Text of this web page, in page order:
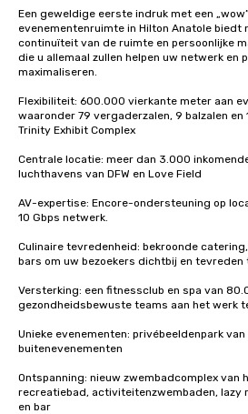
Een geweldige eerste indruk met een
evenementenruimte in Hilton Anatole biedt
continuïteit van de ruimte en persoonlijke
die u allemaal zullen helpen uw netwerk en
maximaliseren.
Flexibiliteit: 600.000 vierkante meter aan
waaronder 79 vergaderzalen, 9 balzalen
Trinity Exhibit Complex
Centrale locatie: meer dan 3.000
luchthavens van DFW en Love Field
AV-expertise: Encore-ondersteuning op
10 Gbps netwerk.
Culinaire tevredenheid: bekroonde
bars om uw bezoekers dichtbij en tevreden
Versterking: een fitnessclub en spa van
gezondheidsbewuste teams aan het werk
Unieke evenementen: privébeeldenpark
buitenevenementen
Ontspanning: nieuw zwembadcomplex van
recreatiebad, activiteitenzwembaden, lazy
en bar